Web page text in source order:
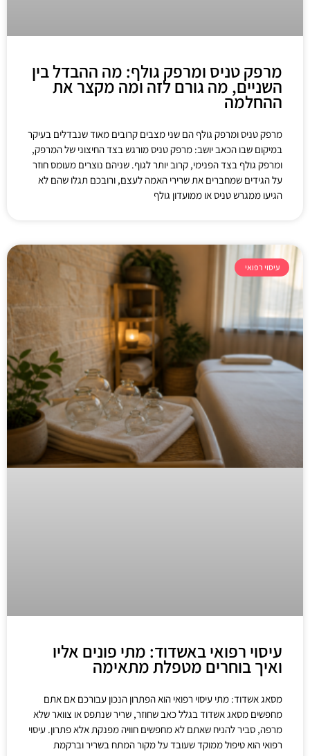
מרפק טניס ומרפק גולף: מה ההבדל בין
השניים, מה גורם לזה ומה מקצר את
ההחלמה
מרפק טניס ומרפק גולף הם שני מצבים קרובים מאוד שנבדלים בעיקר
במיקום שבו הכאב יושב: מרפק טניס מורגש בצד החיצוני של המרפק,
ומרפק גולף בצד הפנימי, קרוב יותר לגוף. שניהם נוצרים מעומס חוזר
על הגידים שמחברים את שרירי האמה לעצם, ורובכם תגלו שהם לא
הגיעו ממגרש טניס או ממועדון גולף
עיסוי רפואי
עיסוי רפואי באשדוד: מתי פונים אליו
ואיך בוחרים מטפלת מתאימה
מסאג אשדוד: מתי עיסוי רפואי הוא הפתרון הנכון עבורכם אם אתם
מחפשים מסאג אשדוד בגלל כאב שחוזר, שריר שנתפס או צוואר שלא
מרפה, סביר להניח שאתם לא מחפשים חוויה מפנקת אלא פתרון. עיסוי
רפואי הוא טיפול ממוקד שעובד על מקור המתח בשריר וברקמת